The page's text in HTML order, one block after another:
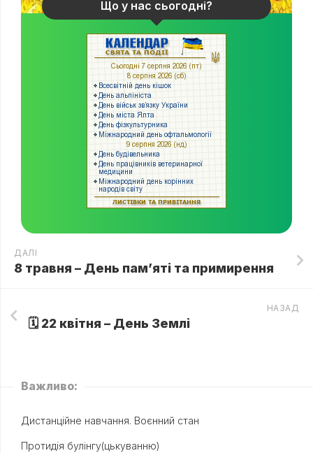
Що у нас сьогодні?
ДАЛІ
8 травня – День пам’яті та примирення
НАЗАД
🗓 22 квітня – День Землі
Важливо:
Дистанційне навчання. Воєнний стан
Протидія булінгу(цькуванню)